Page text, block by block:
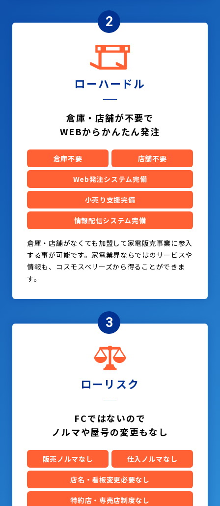
2
ローハードル
倉庫・店舗が不要で
WEBからかんたん発注
倉庫不要 店舗不要
Web発注システム完備
小売り支援完備
情報配信システム完備
倉庫・店舗がなくても加盟して家電販売事業に参入
する事が可能です。家電業界ならではのサービスや
情報も、コスモスベリーズから得ることができま
す。
3
ローリスク
FCではないので
ノルマや屋号の変更もなし
販売ノルマなし 仕入ノルマなし
店名・看板変更必要なし
特約店・専売店制度なし